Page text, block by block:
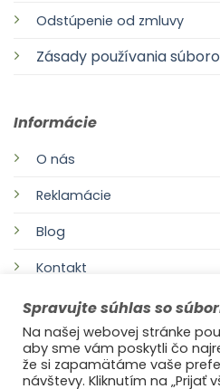
Odstúpenie od zmluvy
Zásady používania
Informácie
O nás
Reklamácie
Blog
Kontakt
Spravujte súhlas so
Na našej webovej stránke
aby sme vám poskytli čo
že si zapamätáme vaše
návštevy. Kliknutím na „Prijať